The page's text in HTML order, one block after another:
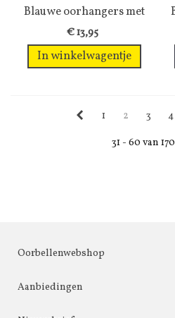
Blauwe oorhangers met
een glas...
€ 13,95
In winkelwagentje
1 2 3 4
31 - 60 van
Oorbellenwebshop
Aanbiedingen